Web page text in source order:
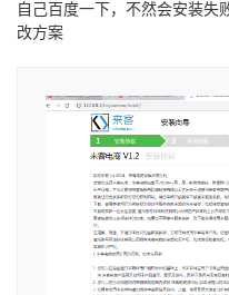
自己百度一下，不然会安装失
改方案